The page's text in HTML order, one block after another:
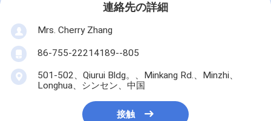
連絡先の詳細
Mrs. Cherry Zhang
86-755-22214189--805
501-502、Qiurui Bldg。、Minkang Rd.、Minzhi、
Longhua、シンセン、中国
接触